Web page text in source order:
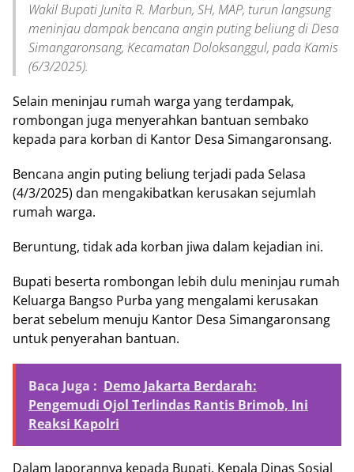
Wakil Bupati Junita R. Marbun, SH, MAP, turun langsung
meninjau dampak bencana angin puting beliung di Desa
Simangaronsang, Kecamatan Doloksanggul, pada Kamis
(6/3/2025).
Selain meninjau rumah warga yang terdampak,
rombongan juga menyerahkan bantuan sembako
kepada para korban di Kantor Desa Simangaronsang.
Bencana angin puting beliung terjadi pada Selasa
(4/3/2025) dan mengakibatkan kerusakan sejumlah
rumah warga.
Beruntung, tidak ada korban jiwa dalam kejadian ini.
Bupati beserta rombongan lebih dulu meninjau rumah
Keluarga Bangso Purba yang mengalami kerusakan
berat sebelum menuju Kantor Desa Simangaronsang
untuk penyerahan bantuan.
Baca Juga : Demo Jakarta Berdarah:
Pengemudi Ojol Terlindas Rantis Brimob, Ini
Reaksi Kapolri
Dalam laporannya kepada Bupati, Kepala Dinas Sosial